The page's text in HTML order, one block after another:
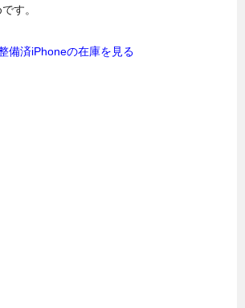
す。
備済iPhoneの在庫を見る